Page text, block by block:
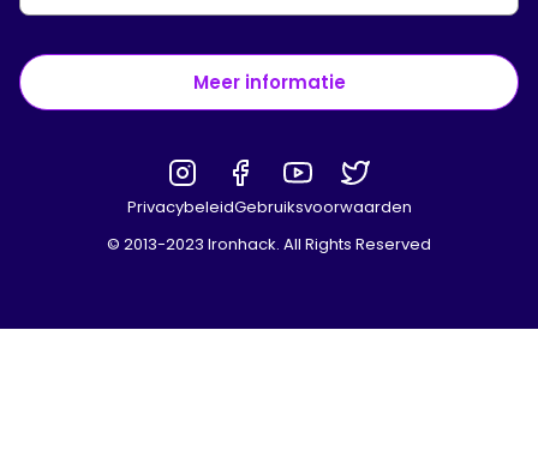
Meer informatie
PrivacybeleidGebruiksvoorwaarden
© 2013-2023 Ironhack. All Rights Reserved